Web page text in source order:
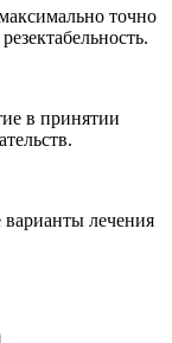
точно
в принятии
лечения